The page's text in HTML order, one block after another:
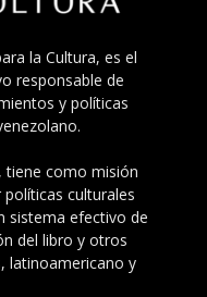
la Cultura, es el
responsable de
y políticas
tiene como misión
culturales
sistema efectivo de
del libro y otros
latinoamericano y